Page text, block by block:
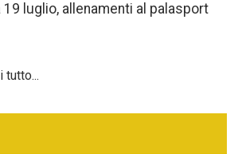
19 luglio, allenamenti al palasport
tutto...